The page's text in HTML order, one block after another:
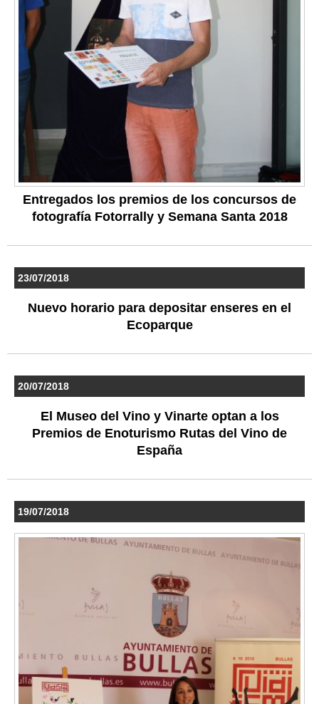
Entregados los premios de los concursos de
fotografía Fotorrally y Semana Santa 2018
23/07/2018
Nuevo horario para depositar enseres en el
Ecoparque
20/07/2018
El Museo del Vino y Vinarte optan a los
Premios de Enoturismo Rutas del Vino de
España
19/07/2018